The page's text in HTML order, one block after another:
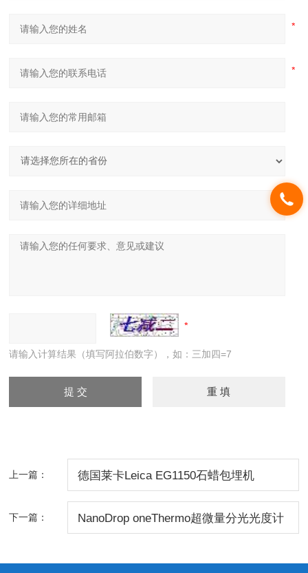
请输入计算结果（填写阿拉伯数字），如：三加四=7
上一篇： 德国莱卡Leica EG1150石蜡包埋机
下一篇： NanoDrop oneThermo超微量分光光度计